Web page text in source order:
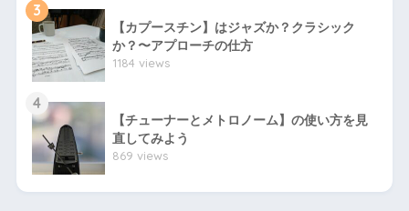
3
【カプースチン】はジャズか？クラシック
か？〜アプローチの仕方
1184 views
4
【チューナーとメトロノーム】の使い方を見
直してみよう
869 views